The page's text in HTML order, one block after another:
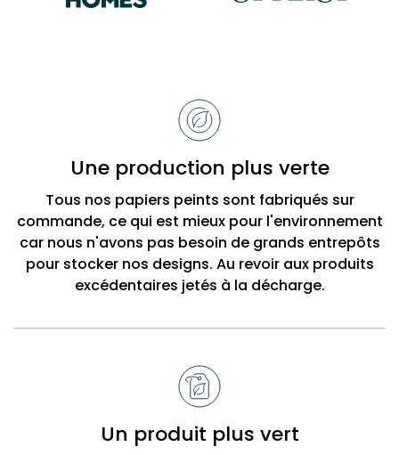
BobbiUne production plus verte
Tous nos papiers peints sont fabriqués sur
commande, ce qui est mieux pour l'environnement
car nous n'avons pas besoin de grands entrepôts
pour stocker nos designs. Au revoir aux produits
excédentaires jetés à la décharge.
Un produit plus vert